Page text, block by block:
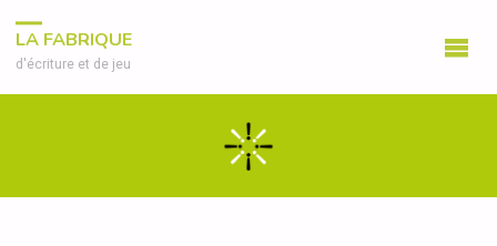
LA FABRIQUE
d'écriture et de jeu